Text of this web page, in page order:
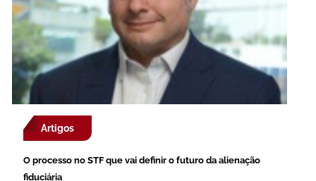
Artigos
O processo no STF que vai definir o futuro da alienação
fiduciária